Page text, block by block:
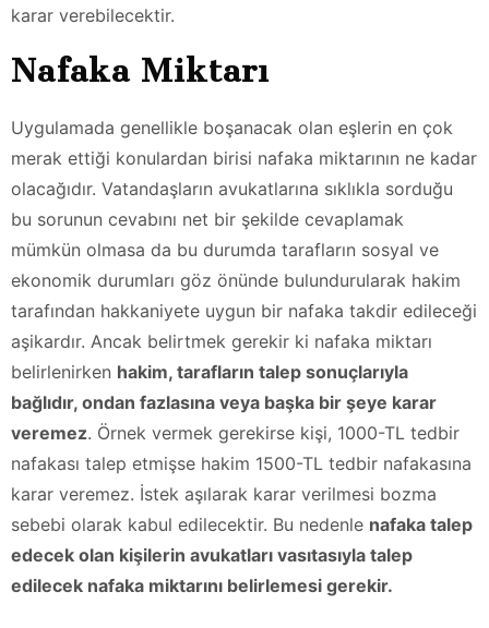
karar verebilecektir.
Nafaka Miktarı
Uygulamada genellikle boşanacak olan eşlerin en çok
merak ettiği konulardan birisi nafaka miktarının ne kadar
olacağıdır. Vatandaşların avukatlarına sıklıkla sorduğu
bu sorunun cevabını net bir şekilde cevaplamak
mümkün olmasa da bu durumda tarafların sosyal ve
ekonomik durumları göz önünde bulundurularak hakim
tarafından hakkaniyete uygun bir nafaka takdir edileceği
aşikardır. Ancak belirtmek gerekir ki nafaka miktarı
belirlenirken hakim, tarafların talep sonuçlarıyla
bağlıdır, ondan fazlasına veya başka bir şeye karar
veremez. Örnek vermek gerekirse kişi, 1000-TL tedbir
nafakası talep etmişse hakim 1500-TL tedbir nafakasına
karar veremez. İstek aşılarak karar verilmesi bozma
sebebi olarak kabul edilecektir. Bu nedenle nafaka talep
edecek olan kişilerin avukatları vasıtasıyla talep
edilecek nafaka miktarını belirlemesi gerekir.